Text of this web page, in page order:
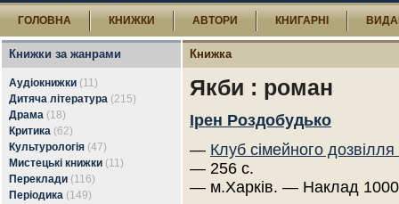
ГОЛОВНА КНИЖКИ АВТОРИ КНИГАРНІ
Книжки за жанрами
Аудіокнижки (11)
Дитяча література (215)
Драма (18)
Критика (62)
Культурологія (47)
Мистецькі книжки (11)
Переклади (116)
Періодика (149)
Книжка
Якби : роман
Ірен Роздобудько
— Клуб сімейного
— 256 с.
— м.Харків. — Наклад